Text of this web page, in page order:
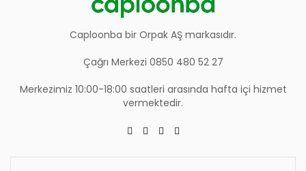
Caploonba bir Orpak AŞ markasıdır.
Çağrı Merkezi 0850 480 52 27
Merkezimiz 10:00-18:00 saatleri arasında hafta içi hizmet
vermektedir.